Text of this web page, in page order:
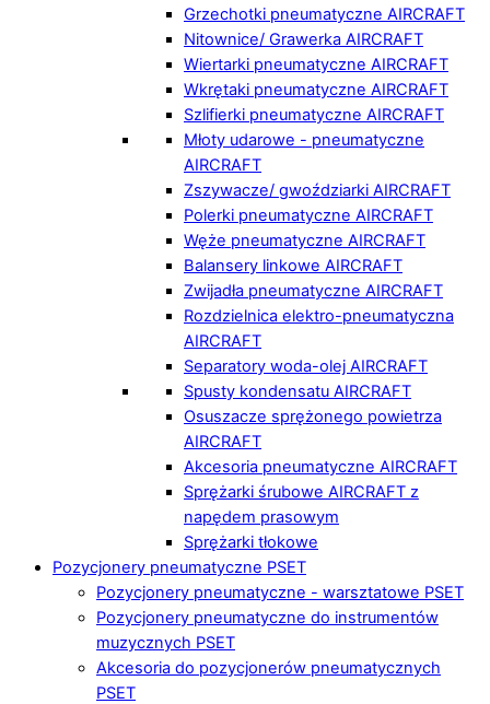
Grzechotki pneumatyczne AIRCRAFT
Nitownice/ Grawerka AIRCRAFT
Wiertarki pneumatyczne AIRCRAFT
Wkrętaki pneumatyczne AIRCRAFT
Szlifierki pneumatyczne AIRCRAFT
Młoty udarowe - pneumatyczne
AIRCRAFT
Zszywacze/ gwoździarki AIRCRAFT
Polerki pneumatyczne AIRCRAFT
Węże pneumatyczne AIRCRAFT
Balansery linkowe AIRCRAFT
Zwijadła pneumatyczne AIRCRAFT
Rozdzielnica elektro-pneumatyczna
AIRCRAFT
Separatory woda-olej AIRCRAFT
Spusty kondensatu AIRCRAFT
Osuszacze sprężonego powietrza
AIRCRAFT
Akcesoria pneumatyczne AIRCRAFT
Sprężarki śrubowe AIRCRAFT z
napędem prasowym
Sprężarki tłokowe
Pozycjonery pneumatyczne PSET
Pozycjonery pneumatyczne - warsztatowe PSET
Pozycjonery pneumatyczne do instrumentów
muzycznych PSET
Akcesoria do pozycjonerów pneumatycznych
PSET